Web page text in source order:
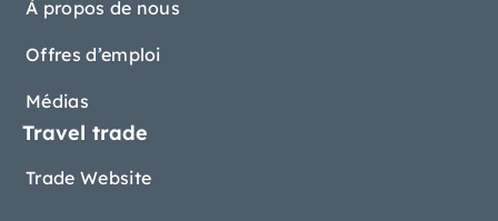
À propos de nous
Offres d’emploi
Médias
Travel trade
Trade Website